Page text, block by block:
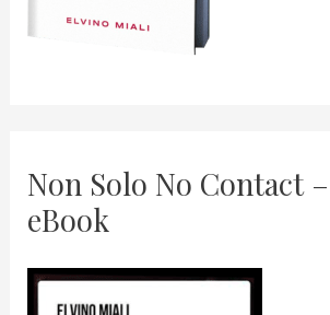
Non Solo No Contact
eBook